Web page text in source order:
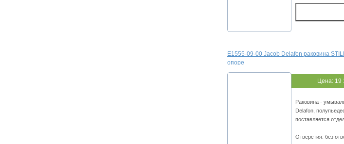
E1555-09-00 Jacob Delafon раковина
опоре
Цена: 19
Раковина -
Delafon,
поставляется
Отверстия: без